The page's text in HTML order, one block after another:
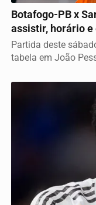
Botafogo-PB x
assistir, horário e
Partida deste
tabela em João